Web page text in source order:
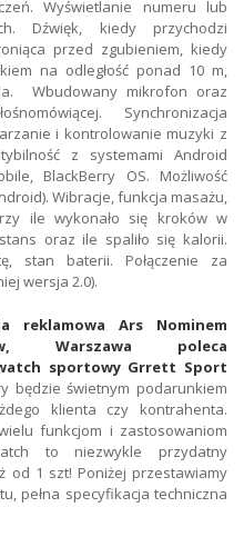
Wyświetlanie numeru lub
Dźwięk, kiedy przychodzi
przed zgubieniem, kiedy
na odległość ponad 10 m,
Wbudowany mikrofon oraz
Synchronizacja
i kontrolowanie muzyki z
z systemami Android
BlackBerry OS. Możliwość
Wibracje, funkcja masażu,
ile wykonało się kroków w
oraz ile spaliło się kalorii.
stan baterii. Połączenie za
wersja 2.0).
reklamowa Ars Nominem
Warszawa poleca
sportowy Grrett Sport
będzie świetnym podarunkiem
klienta czy kontrahenta.
funkcjom i zastosowaniom
to niezwykle przydatny
od 1 szt! Poniżej przestawiamy
pełna specyfikacja techniczna